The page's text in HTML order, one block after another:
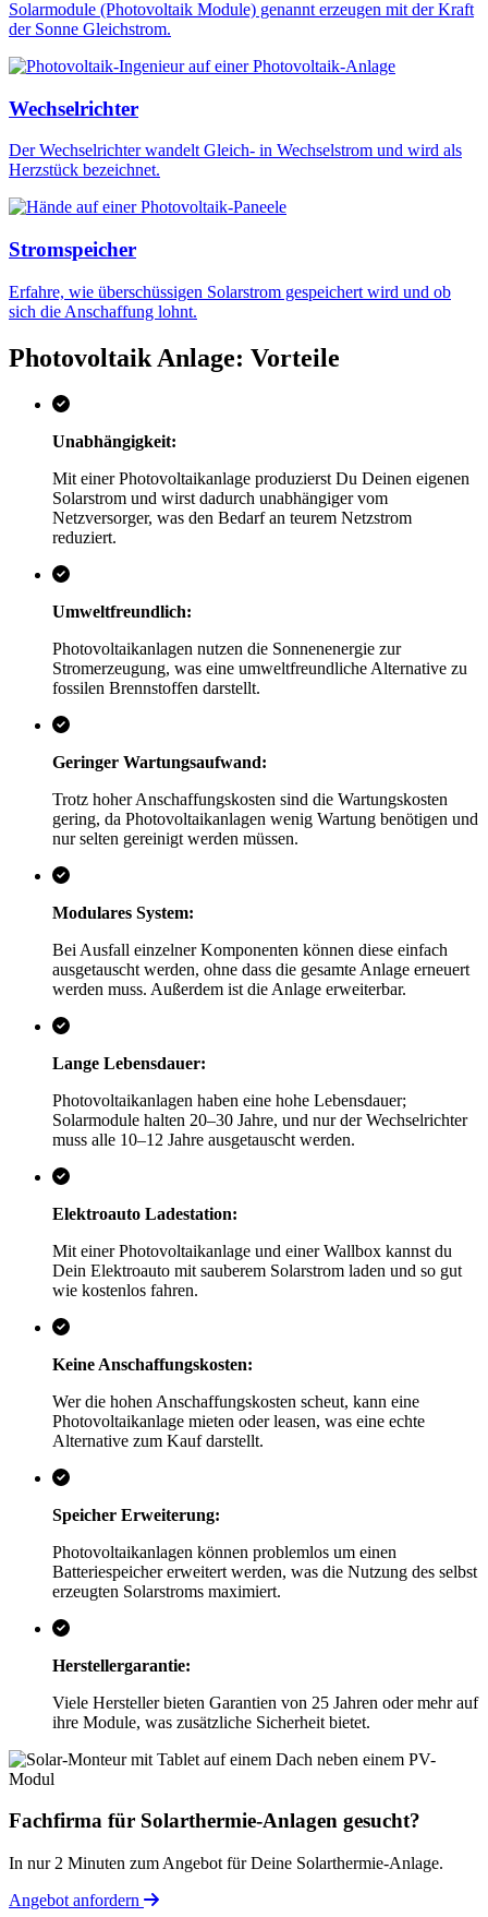
Solarmodule (Photovoltaik Module) genannt erzeugen mit der Kraft
der Sonne Gleichstrom.
Wechselrichter
Der Wechselrichter wandelt Gleich- in Wechselstrom und wird als
Herzstück bezeichnet.
Stromspeicher
Erfahre, wie überschüssigen Solarstrom gespeichert wird und ob
sich die Anschaffung lohnt.
Photovoltaik Anlage: Vorteile
Unabhängigkeit:
Mit einer Photovoltaikanlage produzierst Du Deinen eigenen
Solarstrom und wirst dadurch unabhängiger vom
Netzversorger, was den Bedarf an teurem Netzstrom
reduziert.
Umweltfreundlich:
Photovoltaikanlagen nutzen die Sonnenenergie zur
Stromerzeugung, was eine umweltfreundliche Alternative zu
fossilen Brennstoffen darstellt.
Geringer Wartungsaufwand:
Trotz hoher Anschaffungskosten sind die Wartungskosten
gering, da Photovoltaikanlagen wenig Wartung benötigen und
nur selten gereinigt werden müssen.
Modulares System:
Bei Ausfall einzelner Komponenten können diese einfach
ausgetauscht werden, ohne dass die gesamte Anlage erneuert
werden muss. Außerdem ist die Anlage erweiterbar.
Lange Lebensdauer:
Photovoltaikanlagen haben eine hohe Lebensdauer;
Solarmodule halten 20–30 Jahre, und nur der Wechselrichter
muss alle 10–12 Jahre ausgetauscht werden.
Elektroauto Ladestation:
Mit einer Photovoltaikanlage und einer Wallbox kannst du
Dein Elektroauto mit sauberem Solarstrom laden und so gut
wie kostenlos fahren.
Keine Anschaffungskosten:
Wer die hohen Anschaffungskosten scheut, kann eine
Photovoltaikanlage mieten oder leasen, was eine echte
Alternative zum Kauf darstellt.
Speicher Erweiterung:
Photovoltaikanlagen können problemlos um einen
Batteriespeicher erweitert werden, was die Nutzung des selbst
erzeugten Solarstroms maximiert.
Herstellergarantie:
Viele Hersteller bieten Garantien von 25 Jahren oder mehr auf
ihre Module, was zusätzliche Sicherheit bietet.
Fachfirma für Solarthermie-Anlagen gesucht?
In nur 2 Minuten zum Angebot für Deine Solarthermie-Anlage.
Angebot anfordern